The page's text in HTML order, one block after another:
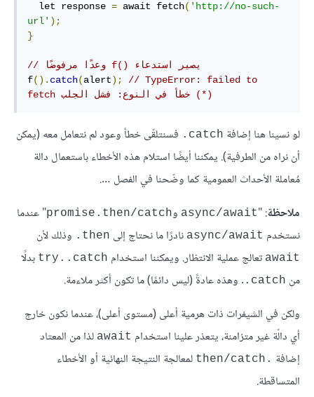
  let response
= await fetch( 'http://no-such-
url' );
}
// ‫يصير استدعاء f()‎ وعدًا مرفوضًا
f(). catch(alert);
// TypeError: failed to
fetch خطأ في النوع: فشل الجلب (*)
لو نسينا هنا إضافة ‎.catch فسنتلقّى خطأ وعود لم نتعامل معه (يمكن
أن نراه من الطرفية). يمكننا أيضًا استلام هذه الأخطاء باستعمال دالة
مُعاملة الأحداث العمومية كما وضّحنا في الفصل ….
ملاحظة: "
async/await وpromise.then/catch" عندما
نستخدم async/await نادرًا ما نحتاج إلى ‎.then وذلك لأن
await تعالج عملية الانتظار. ويمكننا استخدام try..catch بدلًا
من ‎.catch . وهذه عادةً (ليس دائمًا) ما تكون أكثر ملاءمة.
ولكن في الشيفرات ذات هرمية أعلى (مستوى أعلى)، عندما نكون خارج
أي دالّة غير متزامنة، يتعذر علينا استخدام await لذا من المعتاد
إضافة .then/catch
لمعالجة النتيجة النهائية أو الأخطاء
المتساقطة.